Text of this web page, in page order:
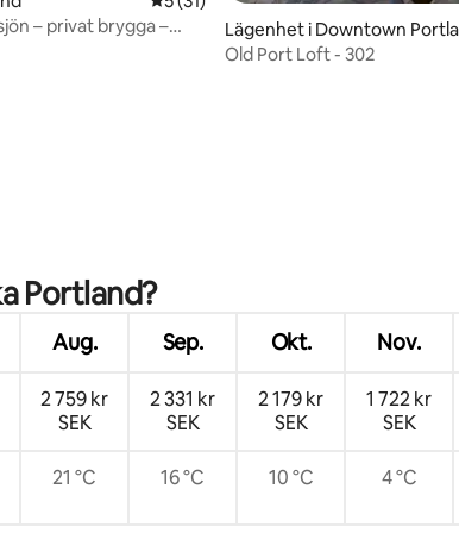
– privat brygga –
Lägenhet i Downtown
Old Port Loft - 302
Portland?
Aug. Sep. Okt. Nov.
2 759 kr
SEK
2 331 kr
SEK
2 179 kr
SEK
1 722 kr
SEK
21 °C 16 °C 10 °C 4 °C